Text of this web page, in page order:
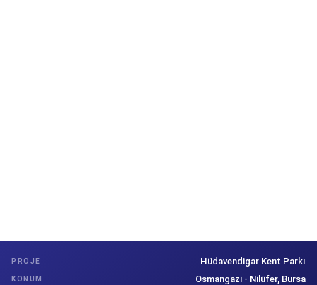
PROJE Hüdavendigar Kent Parkı
KONUM Osmangazi - Nilüfer, Bursa